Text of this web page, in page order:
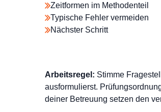
Zeitformen im Methodenteil
Typische Fehler vermeiden
Nächster Schritt
Arbeitsregel: Stimme
ausformulierst.
deiner Betreuung setzen den